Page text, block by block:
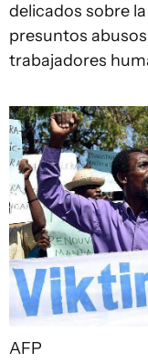
delicados sobre
presuntos
trabajadores
AFP